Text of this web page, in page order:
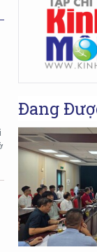
Đang